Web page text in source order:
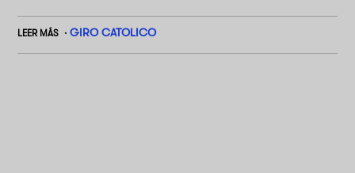
LEER MÁS GIRO CATOLICO